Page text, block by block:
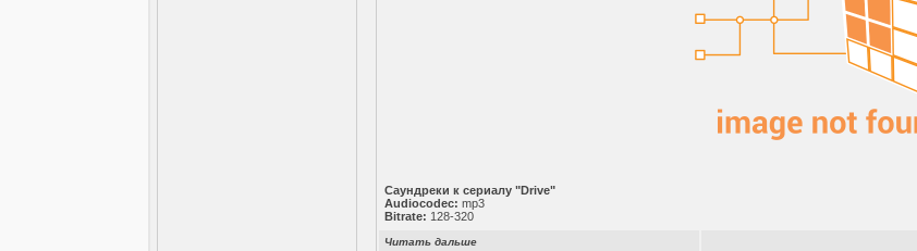
Cаундреки к сериалу "Drive"
Audiocodec: mp3
Bitrate: 128-320
Читать дальше